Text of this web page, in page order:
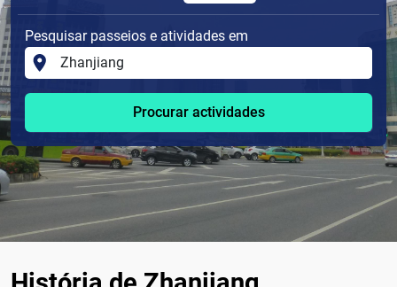
Pesquisar passeios e atividades em
Procurar actividades